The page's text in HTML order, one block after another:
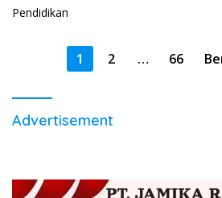
Paginasi
1 2 … 66
Advertisement